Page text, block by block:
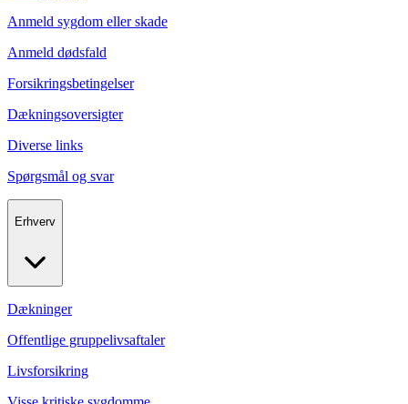
Anmeld sygdom eller skade
Anmeld dødsfald
Forsikringsbetingelser
Dækningsoversigter
Diverse links
Spørgsmål og svar
Erhverv
Dækninger
Offentlige gruppelivsaftaler
Livsforsikring